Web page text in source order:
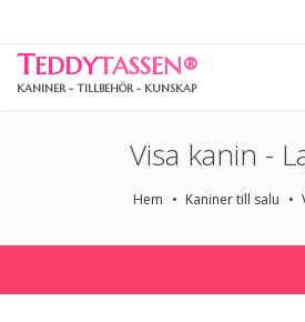
TEDDYTASSEN®
KANINER - TILLBEHÖR - KUNSKAP
Visa kanin -
Hem Kaniner till salu